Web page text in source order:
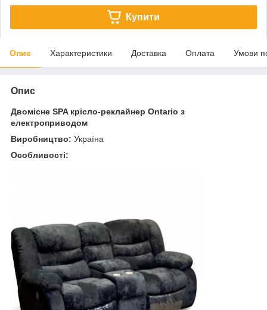
Купити
Опис Характеристики Доставка Оплата Умови
Опис
Двомісне SPA крісло-реклайнер Ontario з
електроприводом
Виробництво: Україна
Особливості: